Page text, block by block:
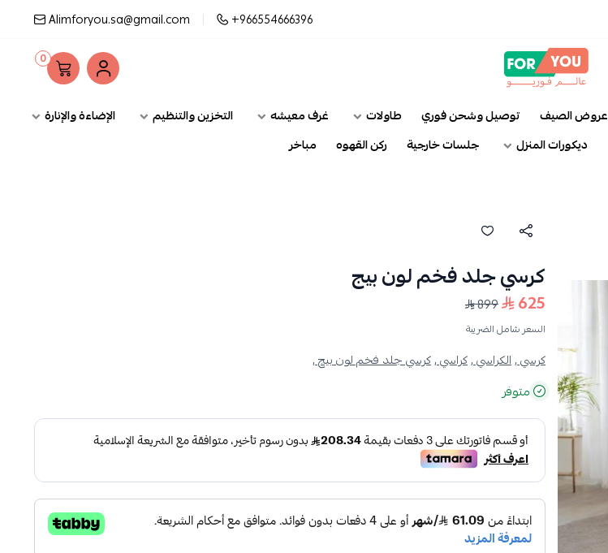
+966554666396
Alimforyou.sa@gmail.com
عالم فوريو
0
عروض الصيف توصيل وشحن فوري طاولات غرف معيشه التخزين والتنظيم
الإضاءة والإنارة
ديكورات المنزل جلسات خارجية ركن القهوه مباخر
كرسي جلد فخم لون بيج
625
899
السعر شامل الضريبة
كرسي ,الكراسي ,كراسي ,كرسي جلد فخم لون بيج ,
متوفر